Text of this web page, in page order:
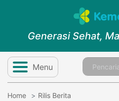
Generasi Sehat,
Menu
Home
Rilis Berita